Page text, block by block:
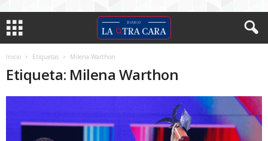
Inicio Etiquetas Milena Warthon
Etiqueta: Milena Warthon